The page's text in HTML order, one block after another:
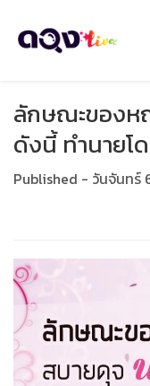
ลักษณะของ
ดังนี้ ทำนายโ
Published - วันจันทร์